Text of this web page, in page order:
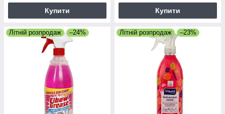
Купити Купити
Літній розпродаж –24% Літній розпродаж –23%